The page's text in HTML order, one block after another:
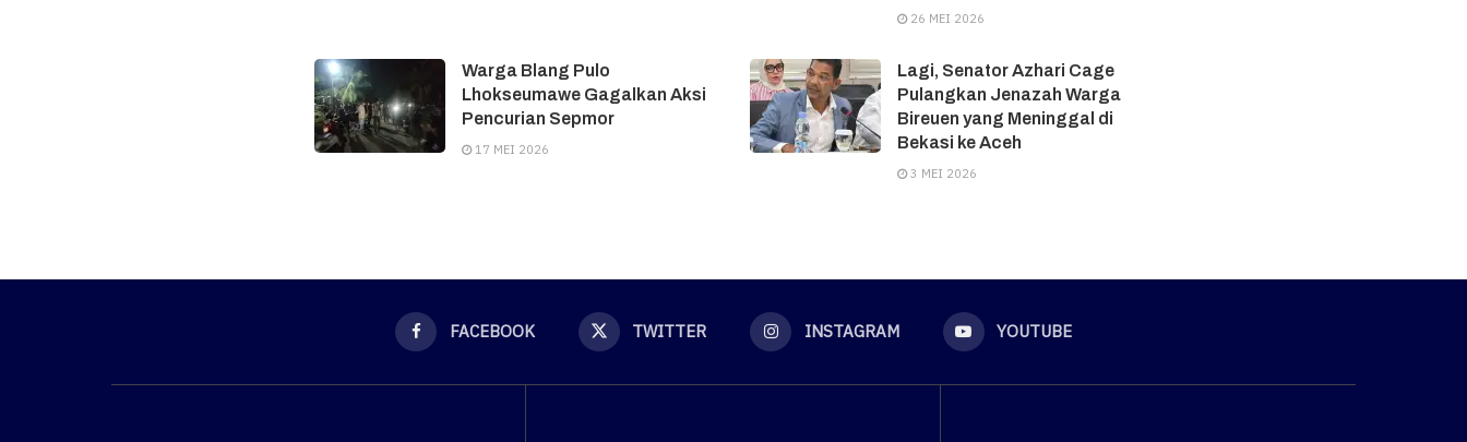
26 MEI 2026
Warga Blang Pulo
Lhokseumawe Gagalkan Aksi
Pencurian Sepmor
17 MEI 2026
Lagi, Senator Azhari Cage
Pulangkan Jenazah Warga
Bireuen yang Meninggal di
Bekasi ke Aceh
3 MEI 2026
FACEBOOK TWITTER INSTAGRAM YOUTUBE